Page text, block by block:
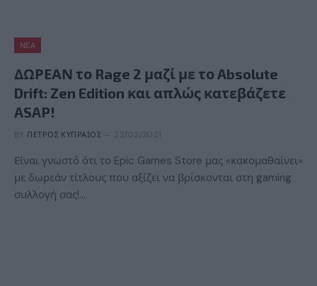
ΝΈΑ
ΔΩΡΕΑΝ το Rage 2 μαζί με το Absolute
Drift: Zen Edition και απλώς κατεβάζετε
ASAP!
BY ΠΈΤΡΟΣ ΚΥΠΡΑΊΟΣ 22/02/2021
Είναι γνωστό ότι το Epic Games Store μας «κακομαθαίνει»
με δωρεάν τίτλους που αξίζει να βρίσκονται στη gaming
συλλογή σας!…